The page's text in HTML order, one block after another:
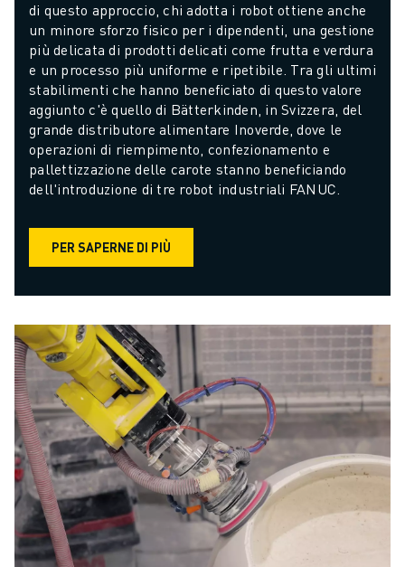
di questo approccio, chi adotta i robot ottiene anche
un minore sforzo fisico per i dipendenti, una gestione
più delicata di prodotti delicati come frutta e verdura
e un processo più uniforme e ripetibile. Tra gli ultimi
stabilimenti che hanno beneficiato di questo valore
aggiunto c'è quello di Bätterkinden, in Svizzera, del
grande distributore alimentare Inoverde, dove le
operazioni di riempimento, confezionamento e
pallettizzazione delle carote stanno beneficiando
dell'introduzione di tre robot industriali FANUC.
PER SAPERNE DI PIÙ